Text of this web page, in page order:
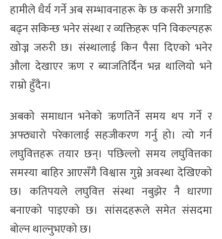
हामीले धैर्य गर्ने अब सम्भावनाहरू के छ कसरी अगाडि
बढ्न सकिन्छ भनेर संस्था र व्यक्तिहरू पनि विकल्पहरू
खोज्न जरुरी छ। संस्थालाई किन पैसा दिएको भनेर
औला देखाएर ऋण र ब्याजतिर्दिन भन्न थालियो भने
राम्रो हुँदैन।
अबको समाधान भनेको ऋणतिर्ने समय थप गर्ने र
अफ्ठ्यारो परेकालाई सहजीकरण गर्नु हो। त्यो गर्न
लघुवित्तहरू तयार छन्। पछिल्लो समय लघुवित्तका
समस्या बाहिर आएसँगै विश्वास गुम्ने अवस्था देखिएको
छ। कतिपयले लघुवित्त संस्था नबुझेर नै धारणा
बनाएको पाइएको छ। सांसदहरूले समेत संसदमा
बोल्न थाल्नुभएको छ।